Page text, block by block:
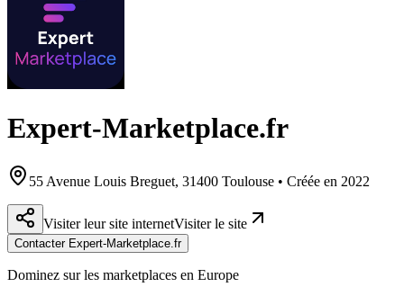
Expert-Marketplace.fr
55 Avenue Louis Breguet, 31400 Toulouse • Créée en 2022
Visiter leur site internetVisiter le site
Contacter Expert-Marketplace.fr
Dominez sur les marketplaces en Europe